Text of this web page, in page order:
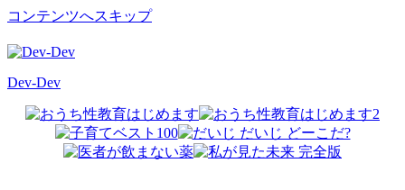
コンテンツへスキップ
Dev-Dev